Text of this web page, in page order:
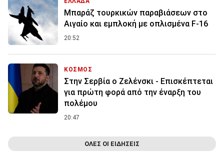
Μπαράζ τουρκικών παραβιάσεων στο
Αιγαίο και εμπλοκή με οπλισμένα F-16
20:52
ΚΟΣΜΟΣ
Στην Σερβία ο Ζελένσκι - Επισκέπτεται
για πρώτη φορά από την έναρξη του
πολέμου
20:47
ΟΛΕΣ ΟΙ ΕΙΔΗΣΕΙΣ